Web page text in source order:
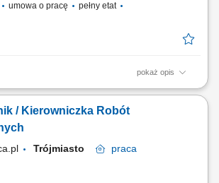
umowa o pracę
pełny etat
pokaż opis
odpowiadać za strategiczne i operacyjne
Do Twoich zadań należeć będzie
kadry nauczycielskiej oraz budowanie
/ Kierowniczka Robót
Trójmiasto
praca